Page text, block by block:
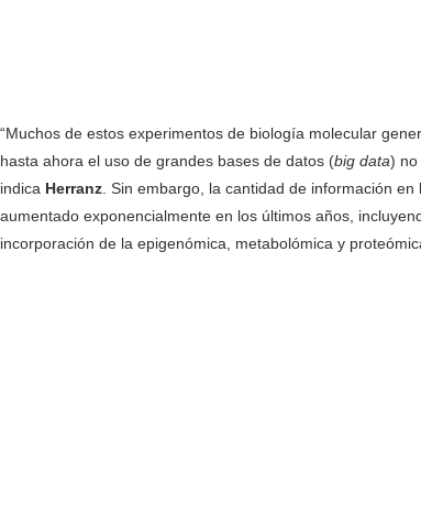
“Muchos de estos experimentos de biología molecular
hasta ahora el uso de grandes bases de datos (big data) no
indica Herranz . Sin embargo, la cantidad de información
aumentado exponencialmente en los últimos años,
incorporación de la epigenómica, metabolómica y